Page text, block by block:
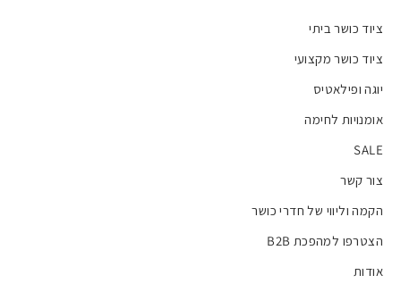
ציוד כושר ביתי
ציוד כושר מקצועי
יוגה ופילאטיס
אומנויות לחימה
SALE
צור קשר
הקמה וליווי של חדרי כושר
הצטרפו למהפכת B2B
אודות